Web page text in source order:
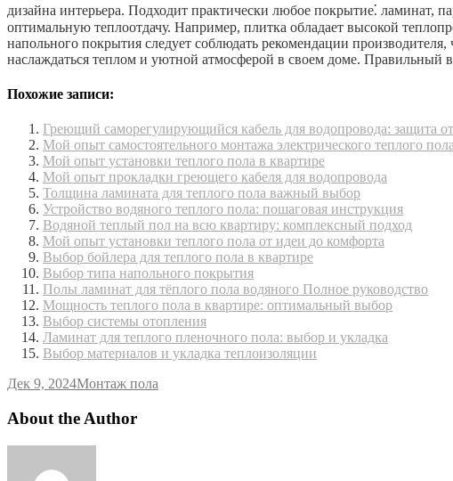
дизайна интерьера. Подходит практически любое покрытие⁚ ламинат,
оптимальную теплоотдачу. Например, плитка обладает высокой
напольного покрытия следует соблюдать рекомендации
наслаждаться теплом и уютной атмосферой в своем доме. Правильный
Похожие записи:
Греющий саморегулирующийся кабель для водопровода: защита
Мой опыт самостоятельного монтажа электрического теплого
Мой опыт установки теплого пола в квартире
Мой опыт прокладки греющего кабеля для водопровода
Толщина ламината для теплого пола важный выбор
Устройство водяного теплого пола: пошаговая инструкция
Водяной теплый пол на всю квартиру: комплексный подход
Мой опыт установки теплого пола от идеи до комфорта
Выбор бойлера для теплого пола в квартире
Выбор типа напольного покрытия
Полы ламинат для тёплого пола водяного Полное руководство
Мощность теплого пола в квартире: оптимальный выбор
Выбор системы отопления
Ламинат для теплого пленочного пола: выбор и укладка
Выбор материалов и укладка теплоизоляции
Дек 9, 2024Монтаж пола
About the Author